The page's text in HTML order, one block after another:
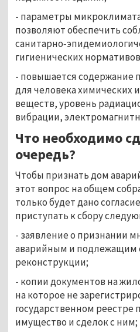
- параметры
позволяют обеспечить
гигиенических
- повышается содержание
для человека химических
веществ, уровень
вибрации,
Что необходимо
очередь?
Чтобы признать дом
этот вопрос на общем
только будет дано
приступать к сбору
- заявление о признании
аварийным и подлежащим
реконструкции;
- копии документов на
на которое не
государственном реестре
имущество и сделок с ним;